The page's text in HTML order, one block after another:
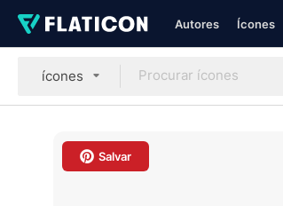
Autores Ícones
ícones
Salvar